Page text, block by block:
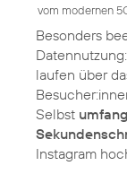
vom modernen
Besonders
laufen über
Selbst
Instagram